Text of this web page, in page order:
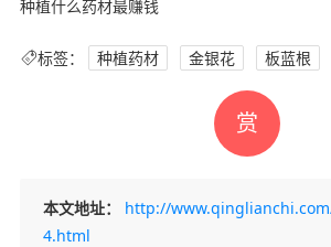
种植什么药材最赚钱
标签： 种植药材 金银花 板蓝根
赏
本文地址：
http://
4.html